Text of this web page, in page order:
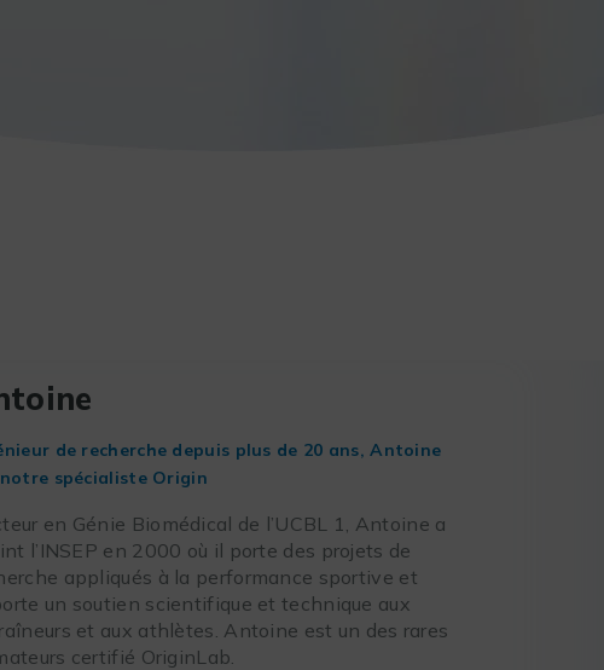
de recherche depuis plus de 20 ans, Antoine
spécialiste Origin
en Génie Biomédical de l’UCBL 1, Antoine a
l’INSEP en 2000 où il porte des projets de
appliqués à la performance sportive et
un soutien scientifique et technique aux
et aux athlètes. Antoine est un des rares
certifié OriginLab.